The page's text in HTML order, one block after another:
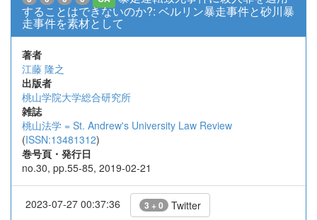
することはできないのか?: ベルリン暴走事件と砂川暴
走事件を素材として
著者
江藤 隆之
出版者
桃山学院大学総合研究所
雑誌
桃山法学 = St. Andrew's University Law Review
(ISSN:13481312)
巻号頁・発行日
no.30, pp.55-85, 2019-02-21
2023-07-27 00:37:36 3 + 0 Twitter